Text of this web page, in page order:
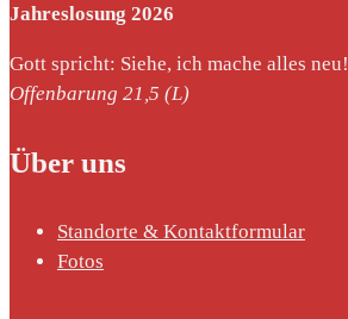
Jahreslosung 2026
Gott spricht: Siehe, ich mache alles neu!
Offenbarung 21,5 (L)
Über uns
Standorte & Kontaktformular
Fotos